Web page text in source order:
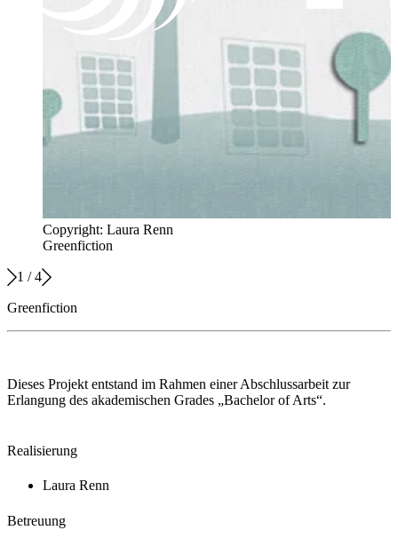
Copyright: Laura Renn
Greenfiction
1 /4
Greenfiction
Dieses Projekt entstand im Rahmen einer Abschlussarbeit zur
Erlangung des akademischen Grades „Bachelor of Arts“.
Realisierung
Laura Renn
Betreuung